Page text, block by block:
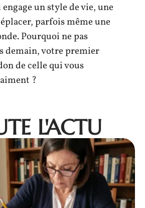
un style de vie, une
parfois même une
Pourquoi ne pas
demain, votre premier
de celle qui vous
?
L'ACTU